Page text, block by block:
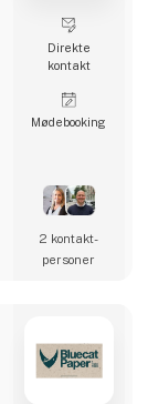
Direkte
kontakt
Møde­booking
2 kontakt­
personer